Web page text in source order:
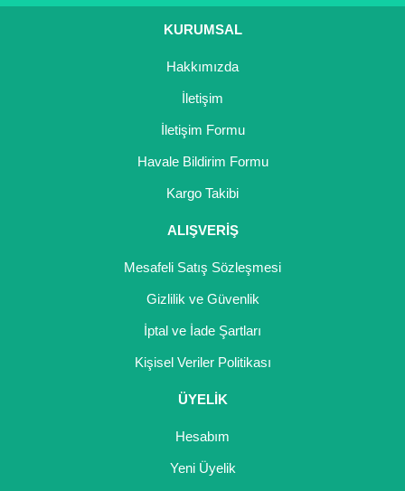
Bu ürüne benzer farklı alternatifler olmalı.
Gönder
KURUMSAL
Hakkımızda
İletişim
İletişim Formu
Havale Bildirim Formu
Kargo Takibi
ALIŞVERİŞ
Mesafeli Satış Sözleşmesi
Gizlilik ve Güvenlik
İptal ve İade Şartları
Kişisel Veriler Politikası
ÜYELİK
Hesabım
Yeni Üyelik